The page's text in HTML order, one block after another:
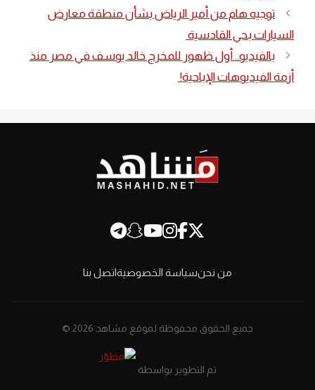
توجيه هام من أمير الرياض بشأن منطقة معارض
السيارات بحي القادسية
بالفيديو.. أول ظهور للمخرج خالد يوسف في مصر منذ
أزمة الفيديوهات الإباحية!
من نحنسياسة الخصوصيةاتصل بنا
جميع الحقوق محفوظة لموقع مشاهد 2026 ©
تم التطوير بواسطة